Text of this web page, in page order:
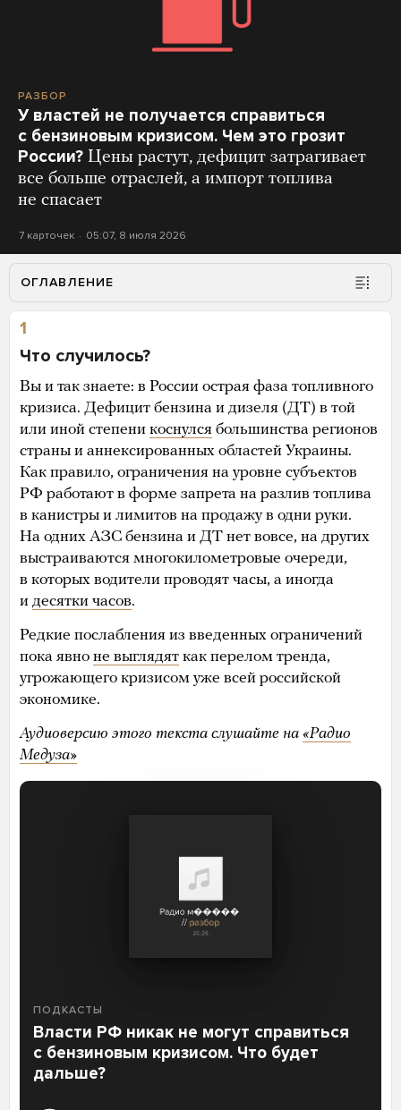
РАЗБОР
У властей не получается справиться
с бензиновым кризисом. Чем это грозит
России? Цены растут, дефицит затрагивает
все больше отраслей, а импорт топлива
не спасает
7 карточек 05:07, 8 июля 2026
ОГЛАВЛЕНИЕ
1
Что случилось?
Вы и так знаете: в России острая фаза топливного
кризиса. Дефицит бензина и дизеля (ДТ) в той
или иной степени коснулся большинства регионов
страны и аннексированных областей Украины.
Как правило, ограничения на уровне субъектов
РФ работают в форме запрета на разлив топлива
в канистры и лимитов на продажу в одни руки.
На одних АЗС бензина и ДТ нет вовсе, на других
выстраиваются многокилометровые очереди,
в которых водители проводят часы, а иногда
и десятки часов.
Редкие послабления из введенных ограничений
пока явно не выглядят как перелом тренда,
угрожающего кризисом уже всей российской
экономике.
Аудиоверсию этого текста слушайте на «Радио
Медуза»
ПОДКАСТЫ
Власти РФ никак не могут справиться
с бензиновым кризисом. Что будет
дальше?